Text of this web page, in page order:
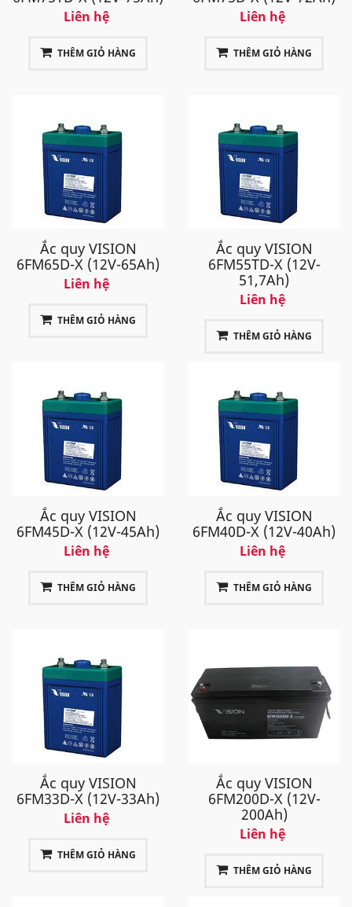
Liên hệ
THÊM GIỎ HÀNG
Liên hệ
THÊM GIỎ HÀNG
Ắc quy VISION
6FM65D-X (12V-65Ah)
Liên hệ
THÊM GIỎ HÀNG
Ắc quy VISION
6FM55TD-X (12V-
51,7Ah)
Liên hệ
THÊM GIỎ HÀNG
Ắc quy VISION
6FM45D-X (12V-45Ah)
Liên hệ
THÊM GIỎ HÀNG
Ắc quy VISION
6FM40D-X (12V-40Ah)
Liên hệ
THÊM GIỎ HÀNG
Ắc quy VISION
6FM33D-X (12V-33Ah)
Liên hệ
THÊM GIỎ HÀNG
Ắc quy VISION
6FM200D-X (12V-
200Ah)
Liên hệ
THÊM GIỎ HÀNG